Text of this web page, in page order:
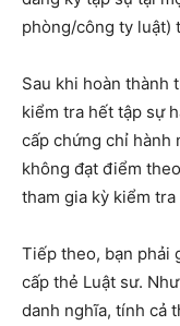
phòng/công ty luật)
Sau khi hoàn thành
kiểm tra hết tập sự
cấp chứng chỉ hành
không đạt điểm
tham gia kỳ kiểm
Tiếp theo, bạn phải
cấp thẻ Luật sư.
danh nghĩa, tính cả